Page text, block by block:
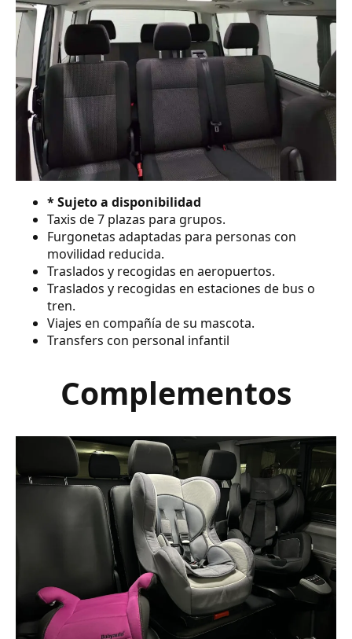
* Sujeto a disponibilidad
Taxis de 7 plazas para grupos.
Furgonetas adaptadas para personas con
movilidad reducida.
Traslados y recogidas en aeropuertos.
Traslados y recogidas en estaciones de bus o
tren.
Viajes en compañía de su mascota.
Transfers con personal infantil
Complementos